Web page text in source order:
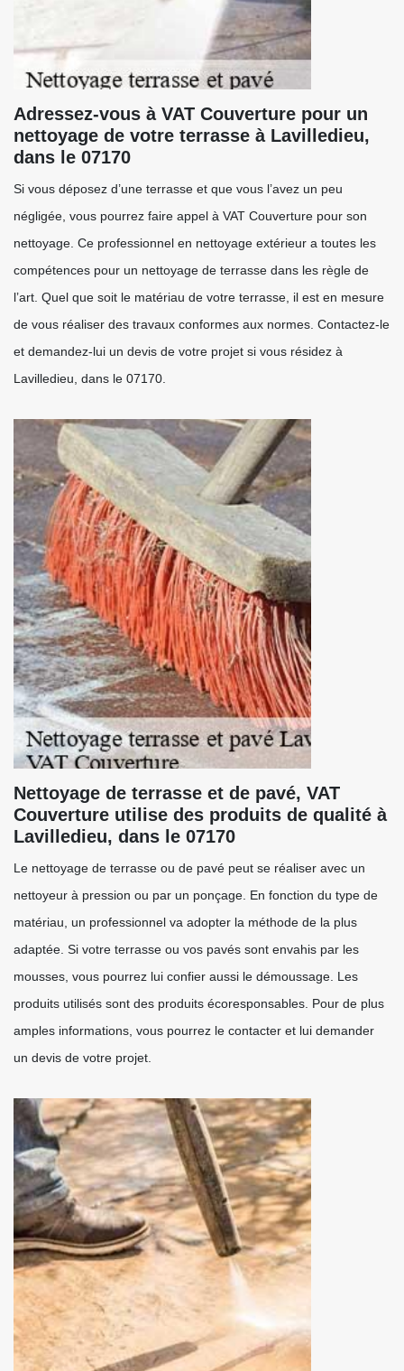
Adressez-vous à VAT Couverture pour un
nettoyage de votre terrasse à Lavilledieu,
dans le 07170
Si vous déposez d’une terrasse et que vous l’avez un peu
négligée, vous pourrez faire appel à VAT Couverture pour son
nettoyage. Ce professionnel en nettoyage extérieur a toutes les
compétences pour un nettoyage de terrasse dans les règle de
l’art. Quel que soit le matériau de votre terrasse, il est en mesure
de vous réaliser des travaux conformes aux normes. Contactez-le
et demandez-lui un devis de votre projet si vous résidez à
Lavilledieu, dans le 07170.
Nettoyage de terrasse et de pavé, VAT
Couverture utilise des produits de qualité à
Lavilledieu, dans le 07170
Le nettoyage de terrasse ou de pavé peut se réaliser avec un
nettoyeur à pression ou par un ponçage. En fonction du type de
matériau, un professionnel va adopter la méthode de la plus
adaptée. Si votre terrasse ou vos pavés sont envahis par les
mousses, vous pourrez lui confier aussi le démoussage. Les
produits utilisés sont des produits écoresponsables. Pour de plus
amples informations, vous pourrez le contacter et lui demander
un devis de votre projet.